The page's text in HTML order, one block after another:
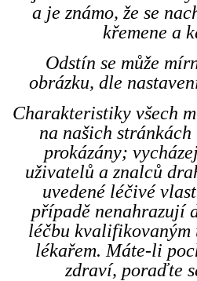
a je známo, že se
křemene a
Odstín se může
obrázku, dle
Charakteristiky všech
na našich stránkách
prokázány;
uživatelů a znalců
uvedené léčivé
případě nenahrazují
léčbu kvalifikovaným
lékařem. Máte-li
zdraví, poraďte